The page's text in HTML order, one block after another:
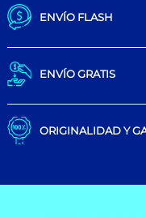
ENVÍO FLASH
ENVÍO GRATIS
ORIGINALIDAD Y